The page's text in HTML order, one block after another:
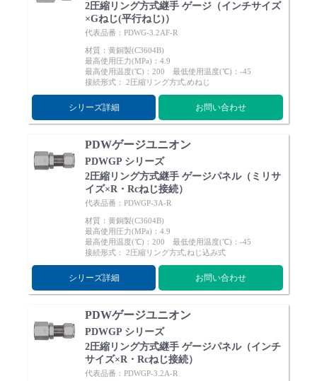
2圧縮リング方式継手 ゲージ（インチサイズ
×Gねじ(平行ねじ)）
代表品番：PDWG-3.2AF-R
材質：黄銅製(C3604B)
最高使用圧力(MPa)：4.9
最高使用温度(℃)：200 最低使用温度(℃)：-45
接続形式： 2圧縮リング方式,めねじ
シリーズ詳細 お問い合わせ
PDWゲージユニオン
PDWGP シリーズ
2圧縮リング方式継手 ゲージパネル（ミリサ
イズ×R・Rcねじ接続）
代表品番：PDWGP-3A-R
材質：黄銅製(C3604B)
最高使用圧力(MPa)：4.9
最高使用温度(℃)：200 最低使用温度(℃)：-45
接続形式： 2圧縮リング方式,ねじ込み式
シリーズ詳細 お問い合わせ
PDWゲージユニオン
PDWGP シリーズ
2圧縮リング方式継手 ゲージパネル（インチ
サイズ×R・Rcねじ接続）
代表品番：PDWGP-3.2A-R